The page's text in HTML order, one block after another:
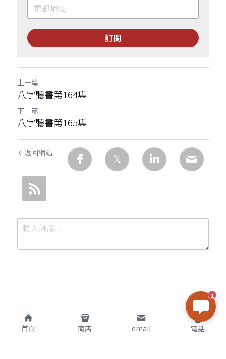
訂閱
上一篇
八字聽書第164集
下一篇
八字聽書第165集
返回網站
提交
1
首頁 商店 email 電話